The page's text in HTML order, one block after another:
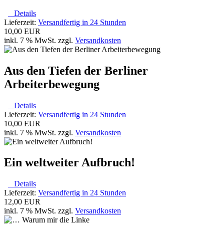
Details
Lieferzeit: Versandfertig in 24 Stunden
10,00 EUR
inkl. 7 % MwSt. zzgl. Versandkosten
Aus den Tiefen der Berliner
Arbeiterbewegung
Details
Lieferzeit: Versandfertig in 24 Stunden
10,00 EUR
inkl. 7 % MwSt. zzgl. Versandkosten
Ein weltweiter Aufbruch!
Details
Lieferzeit: Versandfertig in 24 Stunden
12,00 EUR
inkl. 7 % MwSt. zzgl. Versandkosten